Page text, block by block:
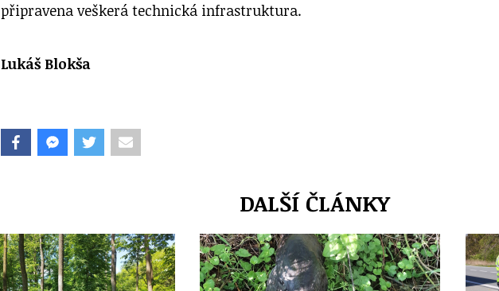
připravena veškerá technická infrastruktura.
Lukáš Blokša
DALŠÍ ČLÁNKY